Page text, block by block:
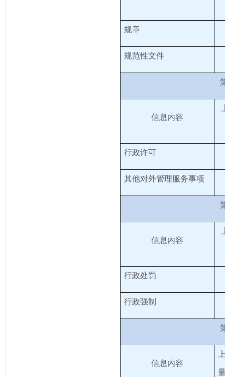
规章
规范性文件
信息内容
行政许可
其他对外管理服务事项
信息内容
行政处罚
行政强制
信息内容